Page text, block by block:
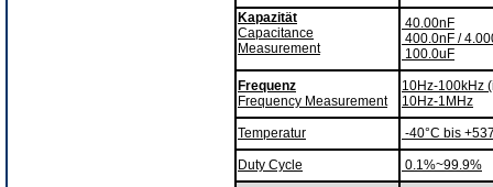
Kapazität
Capacitance
Measurement
40.00nF
400.0nF /
100.0uF
Frequenz
Frequency Measurement
10Hz-100kHz
10Hz-1MHz
Temperatur -40°C bis
Duty Cycle 0.1%~99.9%